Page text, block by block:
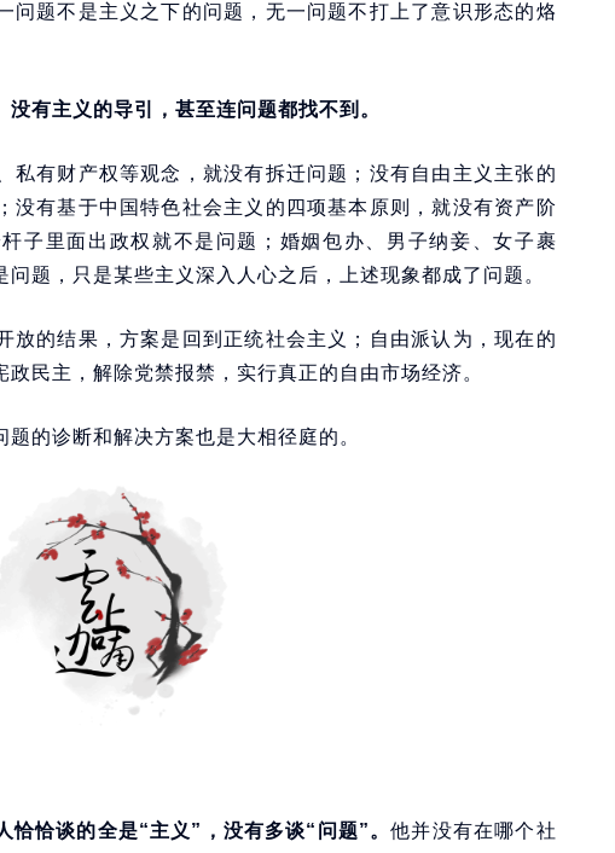
问题不是主义之下的问题，无一问题不打上了意识形态的烙
有主义的导引，甚至连问题都找不到。
私有财产权等观念，就没有拆迁问题；没有自由主义主张的
没有基于中国特色社会主义的四项基本原则，就没有资产阶
子里面出政权就不是问题；婚姻包办、男子纳妾、女子裹
题，只是某些主义深入人心之后，上述现象都成了问题。
放的结果，方案是回到正统社会主义；自由派认为，现在的
民主，解除党禁报禁，实行真正的自由市场经济。
的诊断和解决方案也是大相径庭的。
恰恰谈的全是“主义”，没有多谈“问题”。他并没有在哪个社